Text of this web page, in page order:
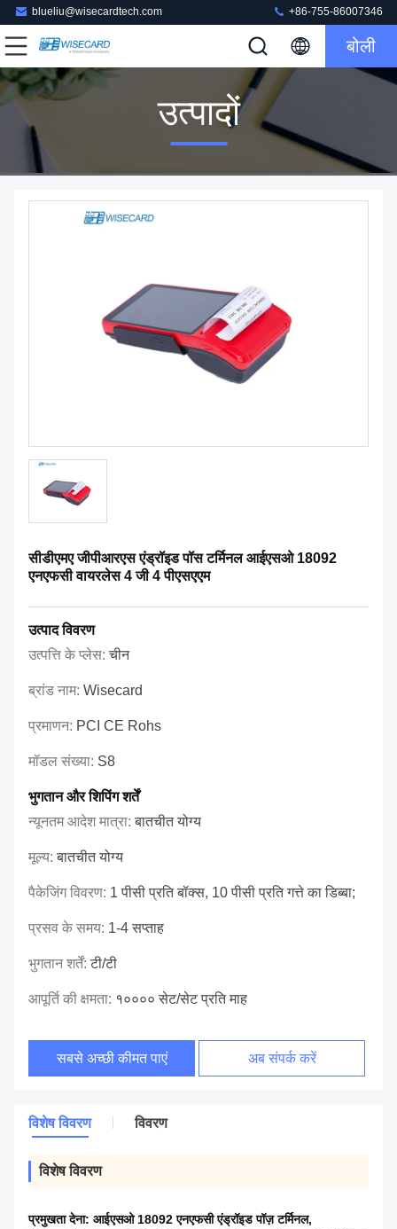
blueliu@wisecardtech.com +86-755-86007346
बोली
उत्पादों
सीडीएमए जीपीआरएस एंड्रॉइड पॉस टर्मिनल आईएसओ 18092
एनएफसी वायरलेस 4 जी 4 पीएसएएम
उत्पाद विवरण
उत्पत्ति के प्लेस:चीन
ब्रांड नाम: Wisecard
प्रमाणन: PCI CE Rohs
मॉडल संख्या: S8
भुगतान और शिपिंग शर्तें
न्यूनतम आदेश मात्रा:बातचीत योग्य
मूल्य:बातचीत योग्य
पैकेजिंग विवरण: 1 पीसी प्रति बॉक्स, 10 पीसी प्रति गत्ते का डिब्बा;
प्रसव के समय: 1-4 सप्ताह
भुगतान शर्तें:टी/टी
आपूर्ति की क्षमता: १०००० सेट/सेट प्रति माह
सबसे अच्छी कीमत पाएं अब संपर्क करें
विशेष विवरण विवरण
विशेष विवरण
प्रमुखता देना: आईएसओ 18092 एनएफसी एंड्रॉइड पॉज़ टर्मिनल,